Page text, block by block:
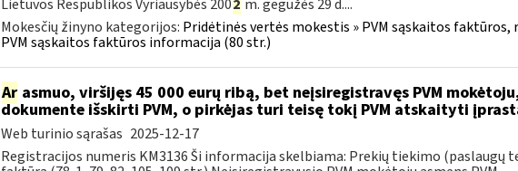
Lietuvos Respublikos Vyriausybės 2002 m. gegužės 29 d....
Mokesčių žinyno kategorijos: Pridėtinės vertės mokestis » PVM sąskaitos faktūros,
PVM sąskaitos faktūros informacija (80 str.)
Arasmuo, viršijęs 45 000 eurų ribą, bet neįsiregistravęs PVM
dokumente išskirti PVM, o pirkėjas turi teisę tokį PVM atskaityti
Web turinio sąrašas 2025-12-17
Registracijos numeris KM3136 Ši informacija skelbiama: Prekių tiekimo (paslaugų